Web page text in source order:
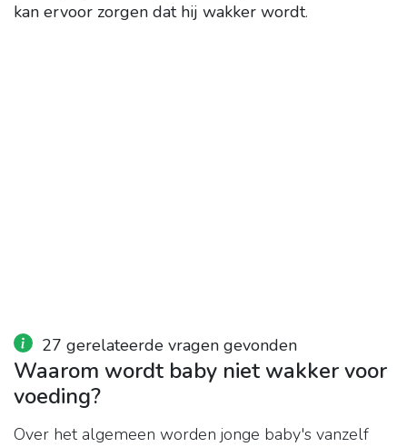
kan ervoor zorgen dat hij wakker wordt.
27 gerelateerde vragen gevonden
Waarom wordt baby niet wakker voor
voeding?
Over het algemeen worden jonge baby's vanzelf